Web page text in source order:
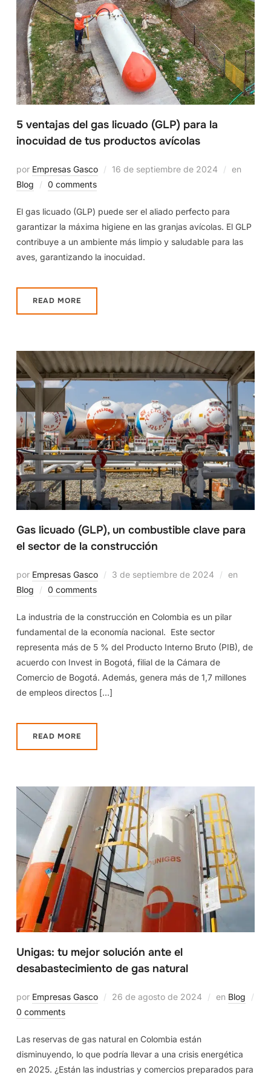
5 ventajas del gas licuado (GLP) para la
inocuidad de tus productos avícolas
por Empresas Gasco 16 de septiembre de 2024
en
Blog
0 comments
El gas licuado (GLP) puede ser el aliado perfecto para
garantizar la máxima higiene en las granjas avícolas. El GLP
contribuye a un ambiente más limpio y saludable para las
aves, garantizando la inocuidad.
READ MORE
Gas licuado (GLP), un combustible clave para
el sector de la construcción
por Empresas Gasco 3 de septiembre de 2024
en
Blog
0 comments
La industria de la construcción en Colombia es un pilar
fundamental de la economía nacional. Este sector
representa más de 5 % del Producto Interno Bruto (PIB), de
acuerdo con Invest in Bogotá, filial de la Cámara de
Comercio de Bogotá. Además, genera más de 1,7 millones
de empleos directos […]
READ MORE
Unigas: tu mejor solución ante el
desabastecimiento de gas natural
por Empresas Gasco 26 de agosto de 2024 en Blog
0 comments
Las reservas de gas natural en Colombia están
disminuyendo, lo que podría llevar a una crisis energética
en 2025. ¿Están las industrias y comercios preparados para